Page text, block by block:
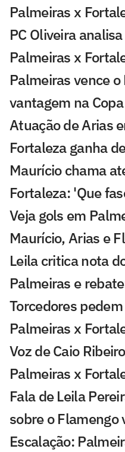
Palmeiras x
PC Oliveira
Palmeiras x
Palmeiras vence
vantagem na
Atuação de Arias
Fortaleza ganha
Maurício chama
Fortaleza: 'Que
Veja gols em
Maurício, Arias e
Leila critica nota
Palmeiras e
Torcedores
Palmeiras x
Voz de Caio
Palmeiras x
Fala de Leila
sobre o Flamengo
Escalação: